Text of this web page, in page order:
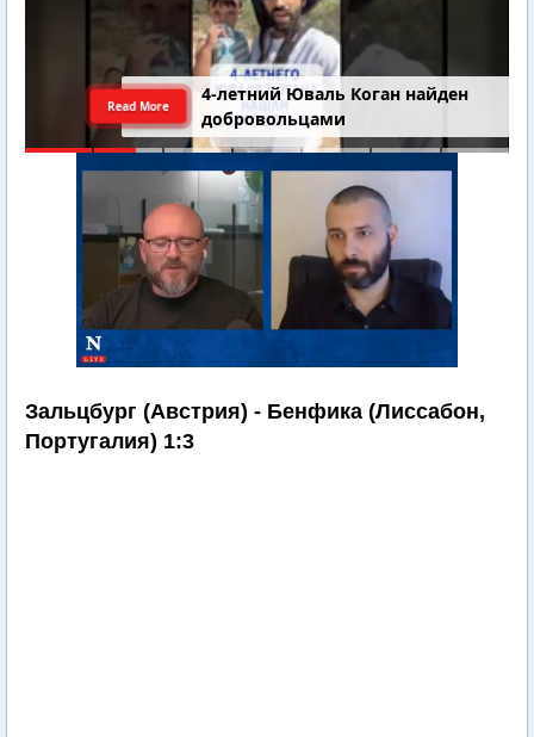
4-летний Юваль Коган найден
добровольцами
Read More
Зальцбург (Австрия) - Бенфика (Лиссабон,
Португалия) 1:3